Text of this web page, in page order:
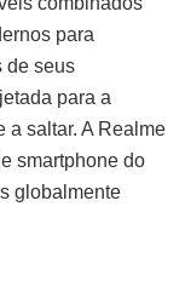
para
de seus
para a
a saltar. A Realme
smartphone do
globalmente